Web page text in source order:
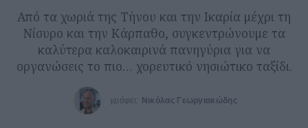
Από τα χωριά της Τήνου και την Ικαρία μέχρι τη
Νίσυρο και την Κάρπαθο, συγκεντρώνουμε τα
καλύτερα καλοκαιρινά πανηγύρια για να
οργανώσεις το πιο… χορευτικό νησιώτικο ταξίδι.
γράφει: Νικόλας Γεωργιακώδης